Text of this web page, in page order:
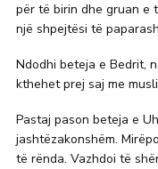
për të birin dhe gruan e
një shpejtësi të
Ndodhi beteja e Bedrit,
kthehet prej saj me
Pastaj pason beteja e
jashtëzakonshëm.
të rënda. Vazhdoi të